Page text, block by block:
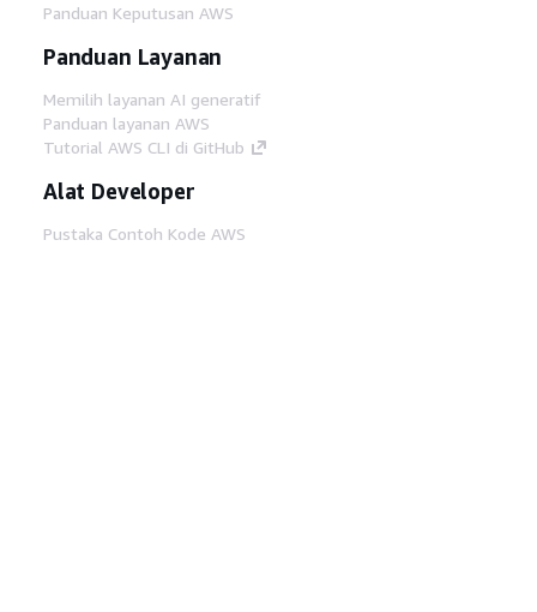
Panduan Keputusan AWS
Panduan Layanan
Memilih layanan AI generatif
Panduan layanan AWS
Tutorial AWS CLI di GitHub
Alat Developer
Pustaka Contoh Kode AWS